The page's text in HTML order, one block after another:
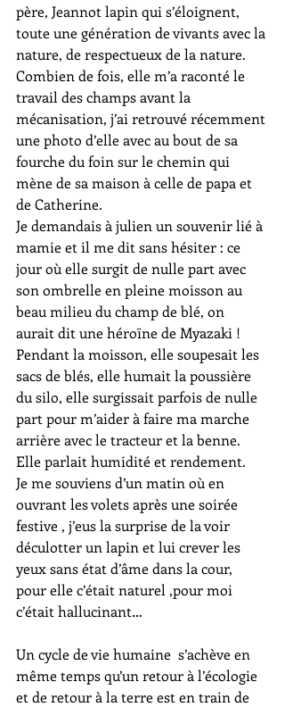
père, Jeannot lapin qui s’éloignent,
toute une génération de vivants avec la
nature, de respectueux de la nature.
Combien de fois, elle m’a raconté le
travail des champs avant la
mécanisation, j’ai retrouvé récemment
une photo d’elle avec au bout de sa
fourche du foin sur le chemin qui
mène de sa maison à celle de papa et
de Catherine.
Je demandais à julien un souvenir lié à
mamie et il me dit sans hésiter : ce
jour où elle surgit de nulle part avec
son ombrelle en pleine moisson au
beau milieu du champ de blé, on
aurait dit une héroïne de Myazaki !
Pendant la moisson, elle soupesait les
sacs de blés, elle humait la poussière
du silo, elle surgissait parfois de nulle
part pour m’aider à faire ma marche
arrière avec le tracteur et la benne.
Elle parlait humidité et rendement.
Je me souviens d’un matin où en
ouvrant les volets après une soirée
festive , j’eus la surprise de la voir
déculotter un lapin et lui crever les
yeux sans état d’âme dans la cour,
pour elle c’était naturel ,pour moi
c’était hallucinant…
Un cycle de vie humaine  s’achève en
même temps qu’un retour à l’écologie
et de retour à la terre est en train de